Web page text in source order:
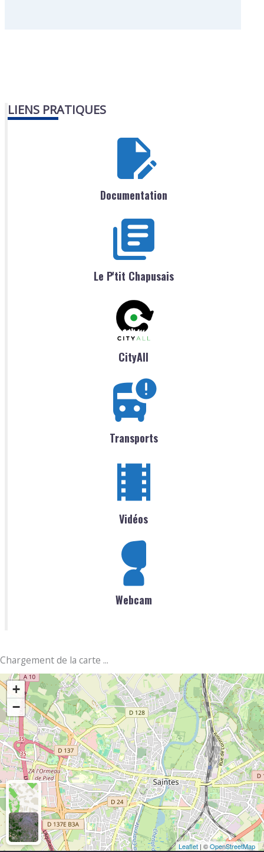
LIENS PRATIQUES
Documentation
Le P'tit Chapusais
CityAll
Transports
Vidéos
Webcam
Chargement de la carte ...
+
−
Leaflet| ©OpenStreetMap